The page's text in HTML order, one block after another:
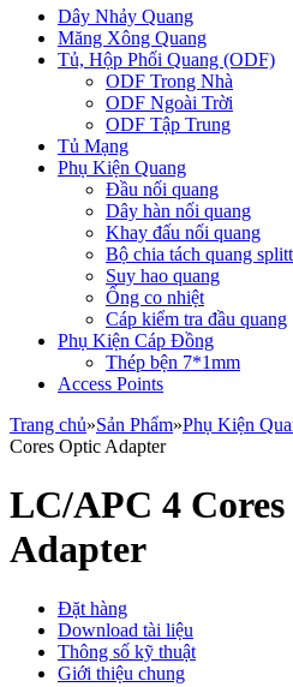
Dây Nhảy Quang
Măng Xông Quang
Tủ, Hộp Phối Quang (ODF)
ODF Trong Nhà
ODF Ngoài Trời
ODF Tập Trung
Tủ Mạng
Phụ Kiện Quang
Đầu nối quang
Dây hàn nối quang
Khay đấu nối quang
Bộ chia tách quang
Suy hao quang
Ống co nhiệt
Cáp kiểm tra đầu quang
Phụ Kiện Cáp Đồng
Thép bện 7*1mm
Access Points
Trang chủ»Sản Phẩm»Phụ Kiện
Cores Optic Adapter
LC/APC 4
Adapter
Đặt hàng
Download tài liệu
Thông số kỹ thuật
Giới thiệu chung